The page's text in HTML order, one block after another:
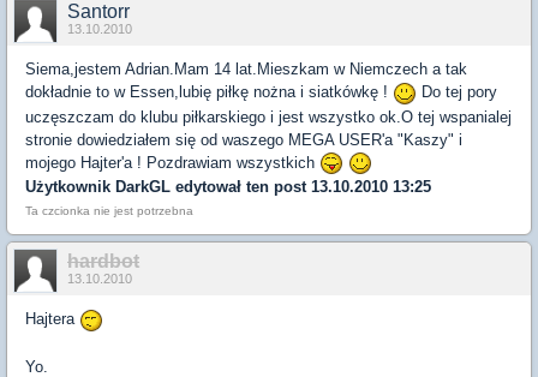
Santorr
13.10.2010
Siema,jestem Adrian.Mam 14 lat.Mieszkam w Niemczech a tak
dokładnie to w Essen,lubię piłkę nożna i siatkówkę !
Do tej pory
uczęszczam do klubu piłkarskiego i jest wszystko ok.O tej wspanialej
stronie dowiedziałem się od waszego MEGA USER'a "Kaszy" i
mojego Hajter'a ! Pozdrawiam wszystkich
Użytkownik DarkGL edytował ten post 13.10.2010 13:25
Ta czcionka nie jest potrzebna
hardbot
13.10.2010
Hajtera
Yo.